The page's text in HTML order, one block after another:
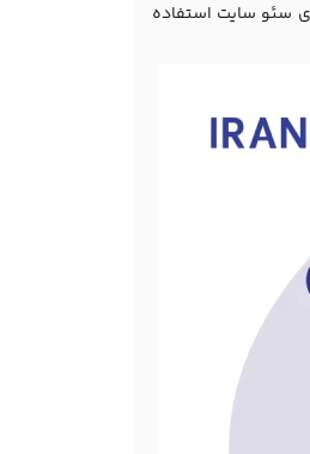
سئو سایت استفاده